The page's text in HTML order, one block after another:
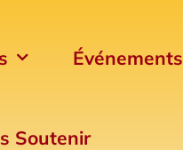
Événements
Soutenir